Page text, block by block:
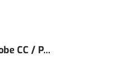
CC / P...